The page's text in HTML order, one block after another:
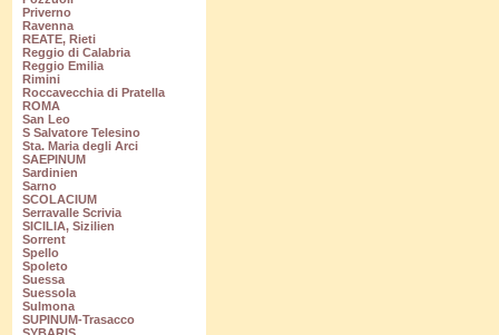
Priverno
Ravenna
REATE, Rieti
Reggio di Calabria
Reggio Emilia
Rimini
Roccavecchia di Pratella
ROMA
San Leo
S Salvatore Telesino
Sta. Maria degli Arci
SAEPINUM
Sardinien
Sarno
SCOLACIUM
Serravalle Scrivia
SICILIA, Sizilien
Sorrent
Spello
Spoleto
Suessa
Suessola
Sulmona
SUPINUM-Trasacco